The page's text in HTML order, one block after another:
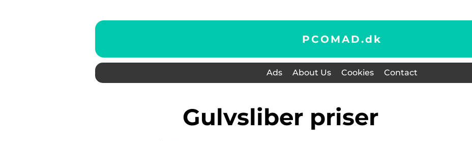
PCOMAD.dk
Ads About Us Cookies Contact
gulvsliber priser